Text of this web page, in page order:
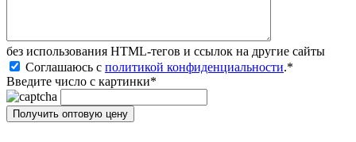
без иcпользования HTML-тегов и ссылок на другие сайты
Соглашаюсь с политикой конфиденциальности.*
Введите число с картинки*